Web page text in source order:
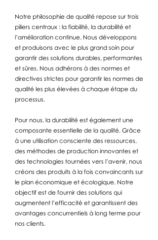
Notre philosophie de qualité repose sur trois
piliers centraux : la fiabilité, la durabilité et
l’amélioration continue. Nous développons
et produisons avec le plus grand soin pour
garantir des solutions durables, performantes
et sûres. Nous adhérons à des normes et
directives strictes pour garantir les normes de
qualité les plus élevées à chaque étape du
processus.
Pour nous, la durabilité est également une
composante essentielle de la qualité. Grâce
à une utilisation consciente des ressources,
des méthodes de production innovantes et
des technologies tournées vers l’avenir, nous
créons des produits à la fois convaincants sur
le plan économique et écologique. Notre
objectif est de fournir des solutions qui
augmentent l’efficacité et garantissent des
avantages concurrentiels à long terme pour
nos clients.